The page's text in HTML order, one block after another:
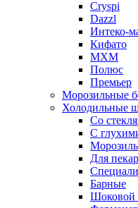
Cryspi
Dazzl
Интеко-
Кифато
МХМ
Полюс
Премьер
Морозильные
Холодильные
Со
С
Для
Барные
Шоковой